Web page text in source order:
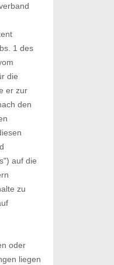
1 des
die
er zur
den
auf die
zu
oder
liegen